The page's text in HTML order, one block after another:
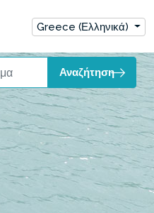
Greece (Ελληνικά)
Αναζήτηση